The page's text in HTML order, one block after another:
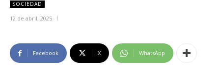
SOCIEDAD
12 de abril, 2025
Facebook X WhatsApp